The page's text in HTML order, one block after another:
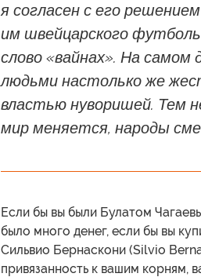
я согласен с его
им швейцарского
слово «вайнах». На
людьми настолько же
властью нуворишей. Тем
мир меняется, народы
Если бы вы были Булатом
было много денег, если бы вы
Сильвио Бернаскони (Silvio
привязанность к вашим корням,